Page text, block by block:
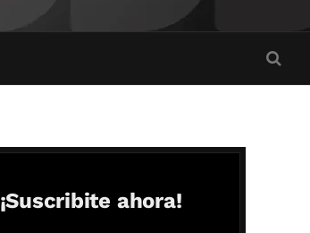
¡Suscribite ahora!